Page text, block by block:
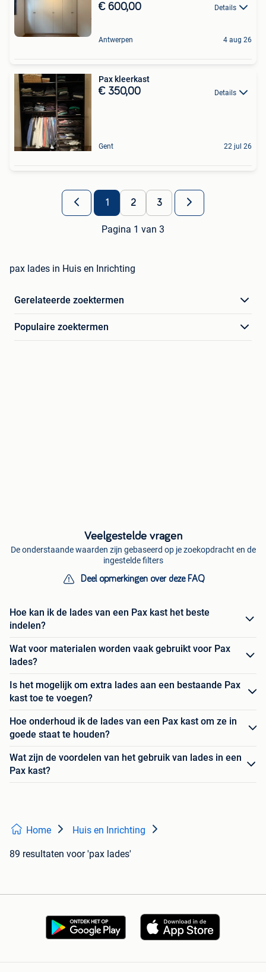
€ 600,00 Details
Antwerpen 4 aug 26
Pax kleerkast
€ 350,00 Details
Gent 22 jul 26
1 2 3
Pagina 1 van 3
pax lades in Huis en Inrichting
Gerelateerde zoektermen
Populaire zoektermen
Veelgestelde vragen
De onderstaande waarden zijn gebaseerd op je zoekopdracht en de
ingestelde filters
Deel opmerkingen over deze FAQ
Hoe kan ik de lades van een Pax kast het beste
indelen?
Wat voor materialen worden vaak gebruikt voor Pax
lades?
Is het mogelijk om extra lades aan een bestaande Pax
kast toe te voegen?
Hoe onderhoud ik de lades van een Pax kast om ze in
goede staat te houden?
Wat zijn de voordelen van het gebruik van lades in een
Pax kast?
Home Huis en Inrichting
89 resultaten voor 'pax lades'